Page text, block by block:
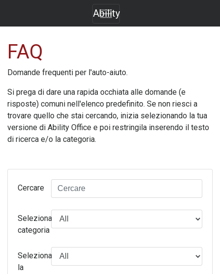
Ability
FAQ
Domande frequenti per l'auto-aiuto.
Si prega di dare una rapida occhiata alle domande (e
risposte) comuni nell'elenco predefinito. Se non riesci a
trovare quello che stai cercando, inizia selezionando la tua
versione di Ability Office e poi restringila inserendo il testo
di ricerca e/o la categoria.
Cercare
Seleziona
categoria
Seleziona
la